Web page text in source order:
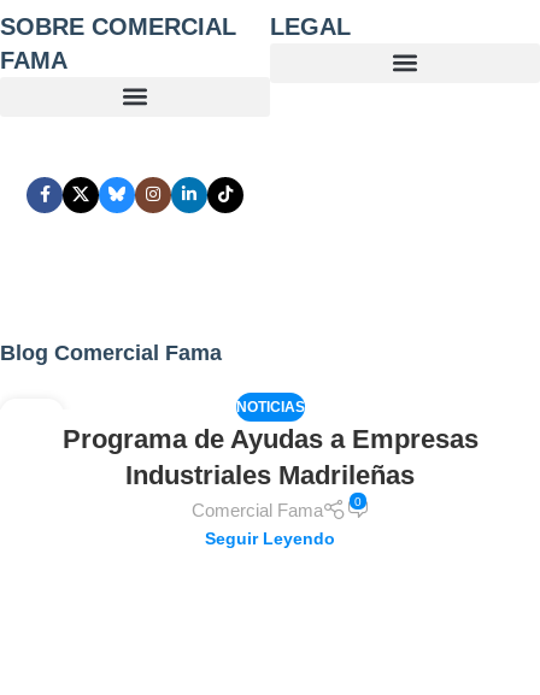
SOBRE COMERCIAL
FAMA
LEGAL
Blog Comercial Fama
NOTICIAS
Programa de Ayudas a Empresas
Industriales Madrileñas
Comercial Fama 0
Seguir Leyendo